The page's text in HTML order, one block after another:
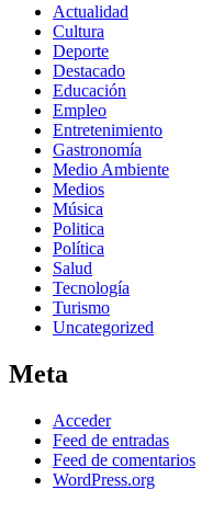
Actualidad
Cultura
Deporte
Destacado
Educación
Empleo
Entretenimiento
Gastronomía
Medio Ambiente
Medios
Música
Politica
Política
Salud
Tecnología
Turismo
Uncategorized
Meta
Acceder
Feed de entradas
Feed de comentarios
WordPress.org